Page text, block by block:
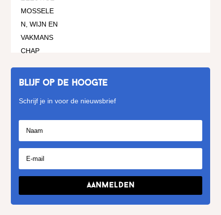
Blijf op de hoogte
Schrijf je in voor de nieuwsbrief
Aanmelden